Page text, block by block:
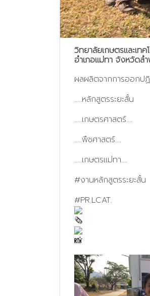
วิทยาลัยเกษตรและเ
อำเภอแม่ทา จังหวัดล
ผลผลิตจากการออกป
…..หลักสูตรระยะสั้น
…..เกษตรศาสตร์….
…..พืชศาสตร์….
…..เกษตรแม่ทา….
#งานหลักสูตรระยะสั้น
#PR.LCAT.